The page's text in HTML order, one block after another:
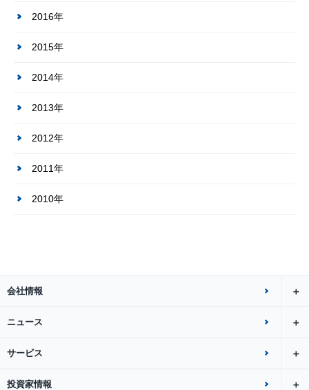
2016年
2015年
2014年
2013年
2012年
2011年
2010年
会社情報
ニュース
サービス
投資家情報